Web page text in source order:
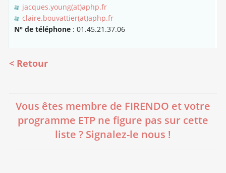
jacques.young(at)aphp.fr
claire.bouvattier(at)aphp.fr
N° de téléphone: 01.45.21.37.06
Retour
Vous êtes membre de FIRENDO et votre
programme ETP ne figure pas sur cette
liste ? Signalez-le nous !